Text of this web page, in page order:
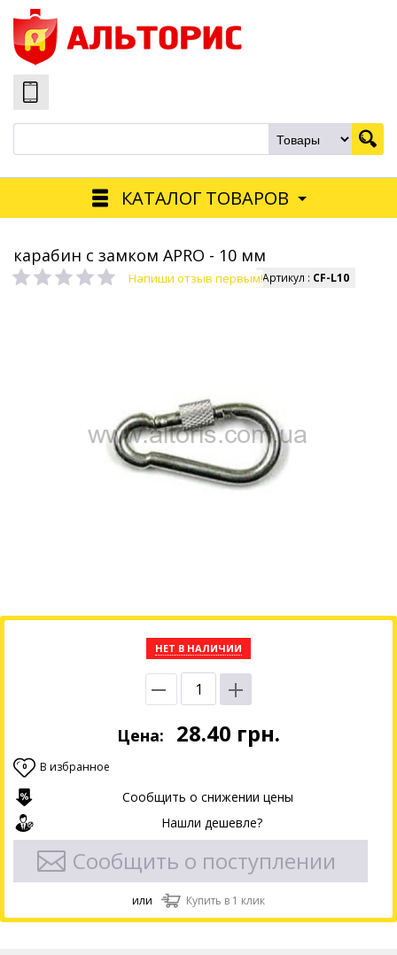
КАТАЛОГ ТОВАРОВ
карабин с замком APRO - 10 мм
Напиши отзыв первым!Артикул : CF-L10
НЕТ В НАЛИЧИИ
Цена: 28.40 грн.
0 В избранное
Сообщить о снижении цены
Нашли дешевле?
Сообщить о поступлении
или Купить в 1 клик